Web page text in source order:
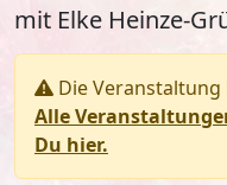
mit Elke Heinze-
Die
Alle
Du hier.